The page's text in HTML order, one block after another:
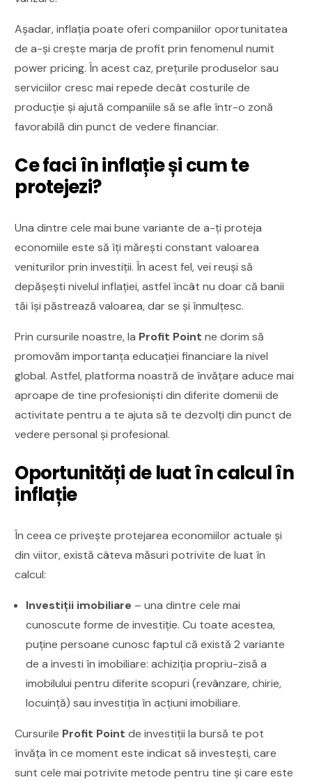
Așadar, inflația poate oferi companiilor oportunitatea
de a-și crește marja de profit prin fenomenul numit
power pricing. În acest caz, prețurile produselor sau
serviciilor cresc mai repede decât costurile de
producție și ajută companiile să se afle într-o zonă
favorabilă din punct de vedere financiar.
Ce faci în inflație și cum te
protejezi?
Una dintre cele mai bune variante de a-ți proteja
economiile este să îți mărești constant valoarea
veniturilor prin investiții. În acest fel, vei reuși să
depășești nivelul inflației, astfel încât nu doar că banii
tăi își păstrează valoarea, dar se și înmulțesc.
Prin cursurile noastre, la Profit Point ne dorim să
promovăm importanța educației financiare la nivel
global. Astfel, platforma noastră de învățare aduce mai
aproape de tine profesioniști din diferite domenii de
activitate pentru a te ajuta să te dezvolți din punct de
vedere personal și profesional.
Oportunități de luat în calcul în
inflație
În ceea ce privește protejarea economiilor actuale și
din viitor, există câteva măsuri potrivite de luat în
calcul:
Investiții imobiliare – una dintre cele mai
cunoscute forme de investiție. Cu toate acestea,
puține persoane cunosc faptul că există 2 variante
de a investi în imobiliare: achiziția propriu-zisă a
imobilului pentru diferite scopuri (revânzare, chirie,
locuință) sau investiția în acțiuni imobiliare.
Cursurile Profit Point de investiții la bursă te pot
învăța în ce moment este indicat să investești, care
sunt cele mai potrivite metode pentru tine și care este